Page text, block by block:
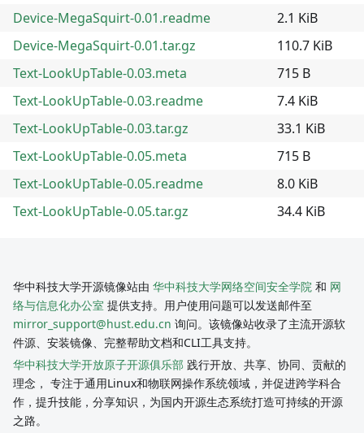
Device-MegaSquirt-0.01.readme
2.1 KiB
Device-MegaSquirt-0.01.tar.gz
110.7 KiB
Text-LookUpTable-0.03.meta
715 B
Text-LookUpTable-0.03.readme
7.4 KiB
Text-LookUpTable-0.03.tar.gz
33.1 KiB
Text-LookUpTable-0.05.meta
715 B
Text-LookUpTable-0.05.readme
8.0 KiB
Text-LookUpTable-0.05.tar.gz
34.4 KiB
华中科技大学开源镜像站由 华中科技大学网络空间安全学院 和 网
络与信息化办公室 提供支持。用户使用问题可以发送邮件至
mirror_support@hust.edu.cn 询问。该镜像站收录了主流开源软
件源、安装镜像、完整帮助文档和CLI工具支持。
华中科技大学开放原子开源俱乐部 践行开放、共享、协同、贡献的
理念， 专注于通用Linux和物联网操作系统领域，并促进跨学科合
作，提升技能，分享知识，为国内开源生态系统打造可持续的开源
之路。